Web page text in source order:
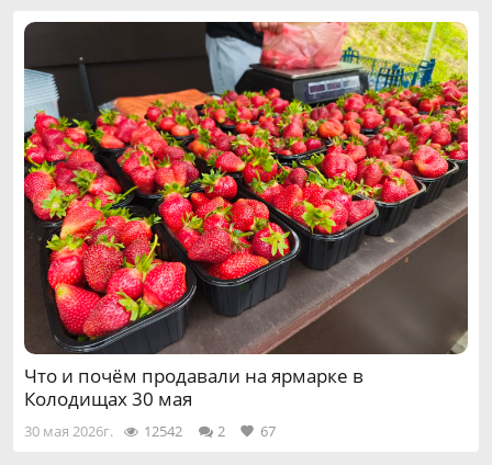
Что и почём продавали на ярмарке в
Колодищах 30 мая
30 мая 2026г. 12542 2 67